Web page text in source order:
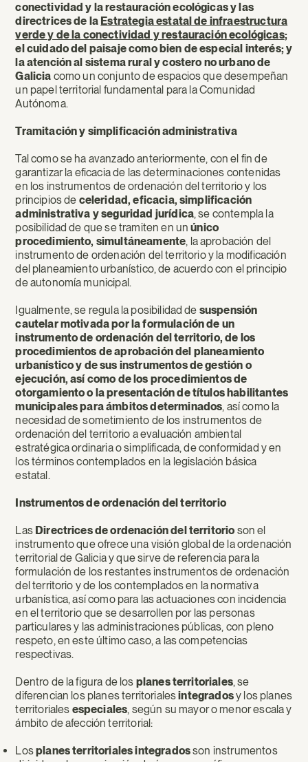
conectividad y la restauración ecológicas y las
directrices de la Estrategia estatal de infraestructura
verde y de la conectividad y restauración ecológicas;
el cuidado del paisaje como bien de especial interés; y
la atención al sistema rural y costero no urbano de
Galicia como un conjunto de espacios que desempeñan
un papel territorial fundamental para la Comunidad
Autónoma.
Tramitación y simplificación administrativa
Tal como se ha avanzado anteriormente, con el fin de
garantizar la eficacia de las determinaciones contenidas
en los instrumentos de ordenación del territorio y los
principios de celeridad, eficacia, simplificación
administrativa y seguridad jurídica, se contempla la
posibilidad de que se tramiten en unúnico
procedimiento, simultáneamente, la aprobación del
instrumento de ordenación del territorio y la modificación
del planeamiento urbanístico, de acuerdo con el principio
de autonomía municipal.
Igualmente, se regula la posibilidad de suspensión
cautelar motivada por la formulación de un
instrumento de ordenación del territorio, de los
procedimientos de aprobación del planeamiento
urbanístico y de sus instrumentos de gestión o
ejecución, así como de los procedimientos de
otorgamiento o la presentación de títulos habilitantes
municipales para ámbitos determinados, así como la
necesidad de sometimiento de los instrumentos de
ordenación del territorio a evaluación ambiental
estratégica ordinaria o simplificada, de conformidad y en
los términos contemplados en la legislación básica
estatal.
Instrumentos de ordenación del territorio
Las Directrices de ordenación del territorio son el
instrumento que ofrece una visión global de la ordenación
territorial de Galicia y que sirve de referencia para la
formulación de los restantes instrumentos de ordenación
del territorio y de los contemplados en la normativa
urbanística, así como para las actuaciones con incidencia
en el territorio que se desarrollen por las personas
particulares y las administraciones públicas, con pleno
respeto, en este último caso, a las competencias
respectivas.
Dentro de la figura de los planes territoriales, se
diferencian los planes territorialesintegradosy los planes
territoriales especiales, según su mayor o menor escala y
ámbito de afección territorial:
Losplanes territoriales integradosson instrumentos